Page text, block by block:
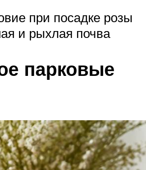
при посадке розы
и рыхлая почва
парковые